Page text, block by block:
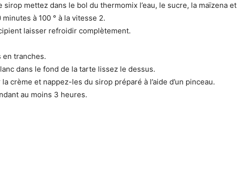
mettez dans le bol du thermomix l’eau, le sucre, la maïzena et
à 100 ° à la vitesse 2.
laisser refroidir complètement.
en tranches.
dans le fond de la tarte lissez le dessus.
crème et nappez-les du sirop préparé à l’aide d’un pinceau.
au moins 3 heures.